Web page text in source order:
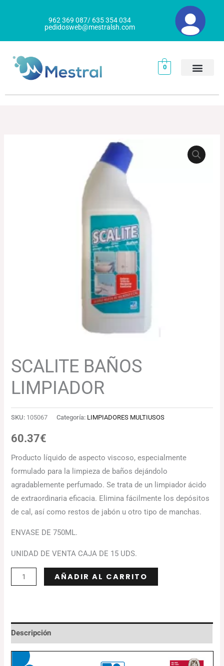
962 369 087/ 635 354 034
pedidosweb@mestralsh.com
0
SCALITE BAÑOS
LIMPIADOR
SKU: 105067 Categoría: LIMPIADORES MULTIUSOS
60.37€
Producto líquido de aspecto viscoso, especialmente
formulado para la limpieza de baños dejándolo
agradablemente perfumado. Se trata de un limpiador ácido
de extraordinaria eficacia. Elimina fácilmente los depósitos
de cal, así como restos de jabón u otro tipo de manchas.
ENVASE DE 750ML.
UNIDAD DE VENTA CAJA DE 15 UDS.
AÑADIR AL CARRITO
Descripción